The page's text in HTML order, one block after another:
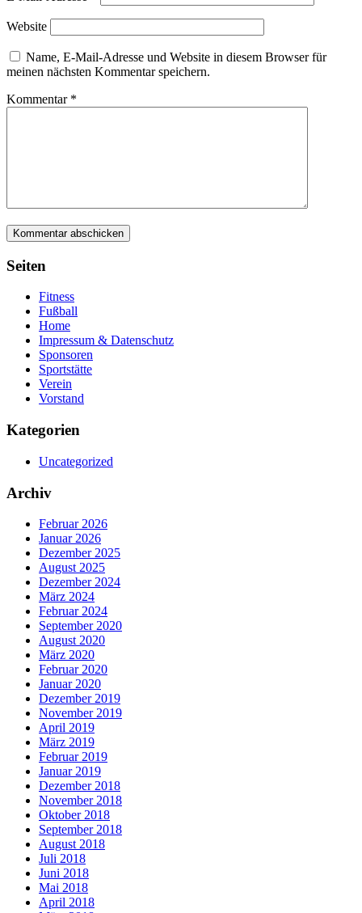
Website
Name, E-Mail-Adresse und Website in diesem Browser für
meinen nächsten Kommentar speichern.
Kommentar *
Seiten
Fitness
Fußball
Home
Impressum & Datenschutz
Sponsoren
Sportstätte
Verein
Vorstand
Kategorien
Uncategorized
Archiv
Februar 2026
Januar 2026
Dezember 2025
August 2025
Dezember 2024
März 2024
Februar 2024
September 2020
August 2020
März 2020
Februar 2020
Januar 2020
Dezember 2019
November 2019
April 2019
März 2019
Februar 2019
Januar 2019
Dezember 2018
November 2018
Oktober 2018
September 2018
August 2018
Juli 2018
Juni 2018
Mai 2018
April 2018